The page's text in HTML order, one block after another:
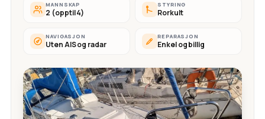
MANNSKAP
2 (opptil 4)
STYRING
Rorkult
NAVIGASJON
Uten AIS og radar
REPARASJON
Enkel og billig